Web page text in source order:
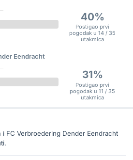
40%
Postigao prvi
pogodak u 14 / 35
utakmica
Eendracht
31%
Postigao prvi
pogodak u 11 / 35
utakmica
i FC Verbroedering Dender Eendracht